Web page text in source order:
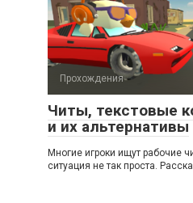
Прохождения
Читы, текстовые
и их альтернативы
Многие игроки ищут рабочие
ситуация не так проста.